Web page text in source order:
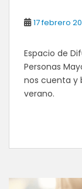
17 febrero
Espacio de
Personas
nos cuenta y
verano.